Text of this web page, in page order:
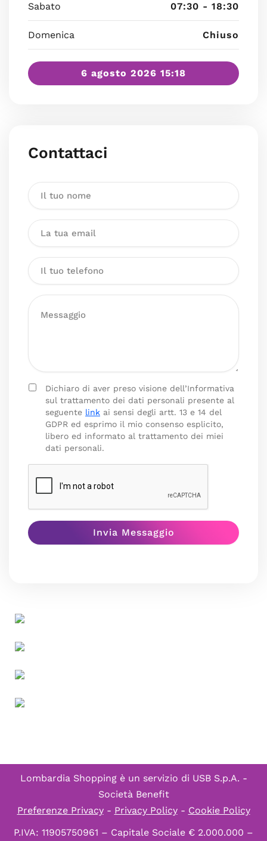
Sabato 07:30 - 18:30
Domenica Chiuso
6 agosto 2026 15:18
Contattaci
Dichiaro di aver preso visione dell’Informativa
sul trattamento dei dati personali presente al
seguente link ai sensi degli artt. 13 e 14 del
GDPR ed esprimo il mio consenso esplicito,
libero ed informato al trattamento dei miei
dati personali.
Lombardia Shopping è un servizio di USB S.p.A. -
Società Benefit
Preferenze Privacy- Privacy Policy- Cookie Policy
P.IVA: 11905750961 – Capitale Sociale € 2.000.000 –